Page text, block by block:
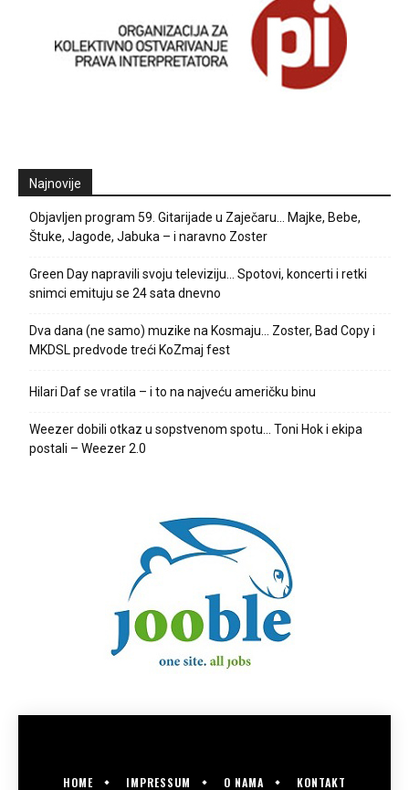
Najnovije
Objavljen program 59. Gitarijade u Zaječaru… Majke, Bebe,
Štuke, Jagode, Jabuka – i naravno Zoster
Green Day napravili svoju televiziju… Spotovi, koncerti i retki
snimci emituju se 24 sata dnevno
Dva dana (ne samo) muzike na Kosmaju… Zoster, Bad Copy i
MKDSL predvode treći KoZmaj fest
Hilari Daf se vratila – i to na najveću američku binu
Weezer dobili otkaz u sopstvenom spotu… Toni Hok i ekipa
postali – Weezer 2.0
HOME IMPRESSUM O NAMA KONTAKT